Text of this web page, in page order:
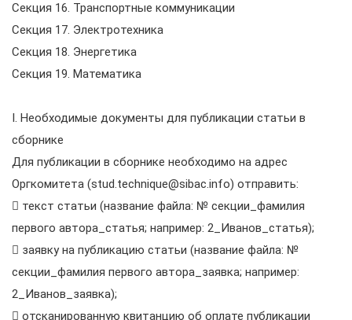
Секция 16. Транспортные коммуникации
Секция 17. Электротехника
Секция 18. Энергетика
Секция 19. Математика
I. Необходимые документы для публикации статьи в
сборнике
Для публикации в сборнике необходимо на адрес
Оргкомитета (stud.technique@sibac.info) отправить:
 текст статьи (название файла: № секции_фамилия
первого автора_статья; например: 2_Иванов_статья);
 заявку на публикацию статьи (название файла: №
секции_фамилия первого автора_заявка; например:
2_Иванов_заявка);
 отсканированную квитанцию об оплате публикации